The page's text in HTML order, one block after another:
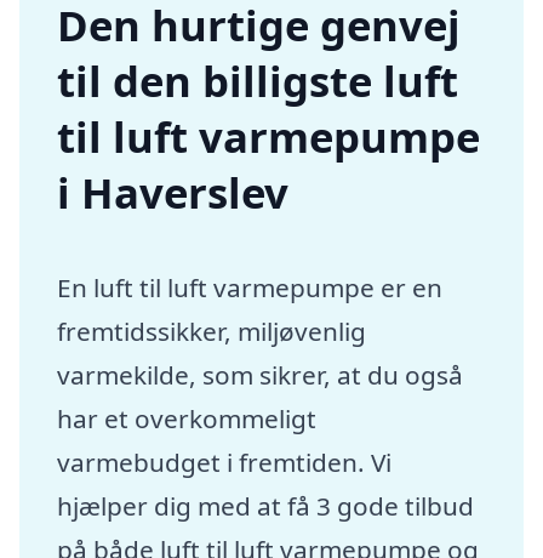
Den hurtige genvej
til den billigste luft
til luft varmepumpe
i Haverslev
En luft til luft varmepumpe er en
fremtidssikker, miljøvenlig
varmekilde, som sikrer, at du også
har et overkommeligt
varmebudget i fremtiden. Vi
hjælper dig med at få 3 gode tilbud
på både luft til luft varmepumpe og